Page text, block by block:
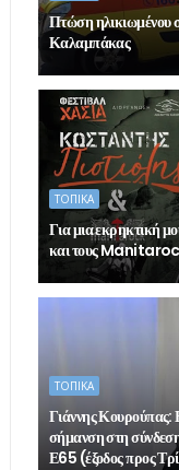
Πτώση ηλικιωμένου
Καλαμπάκας
ΤΟΠΙΚΑ
Για μια εκρηκτική
και τους
ΤΟΠΙΚΑ
Γιάννης Κουρούπας:
σήμανση στη
Ε65 (έξοδος προς